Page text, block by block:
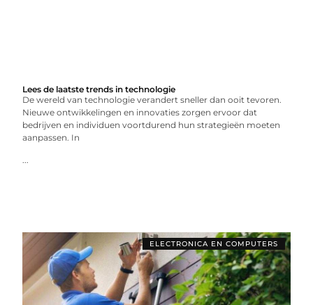
Lees de laatste trends in technologie
De wereld van technologie verandert sneller dan ooit tevoren.
Nieuwe ontwikkelingen en innovaties zorgen ervoor dat
bedrijven en individuen voortdurend hun strategieën moeten
aanpassen. In
...
ELECTRONICA EN COMPUTERS